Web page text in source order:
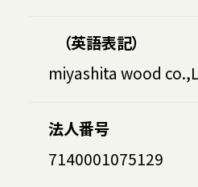
（英語表記）
miyashita wood
法人番号
7140001075129